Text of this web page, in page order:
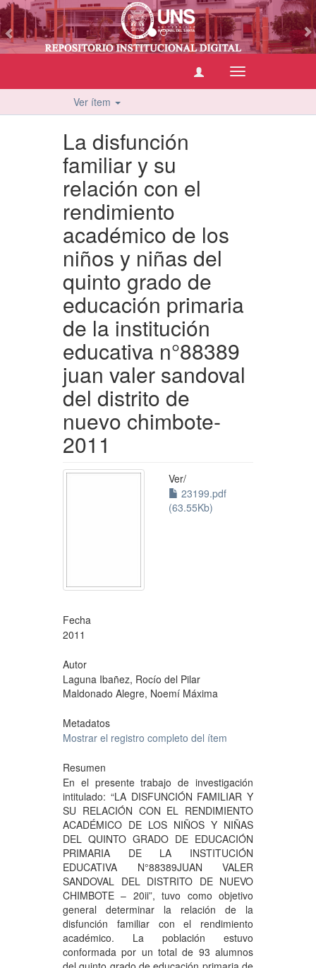
Cambiar
navegación
Ver ítem
La disfunción
familiar y su
relación con el
rendimiento
académico de los
niños y niñas del
quinto grado de
educación primaria
de la institución
educativa n°88389
juan valer sandoval
del distrito de
nuevo chimbote-
2011
Ver/
23199.pdf
(63.55Kb)
Fecha
2011
Autor
Laguna Ibañez, Rocío del Pilar
Maldonado Alegre, Noemí Máxima
Metadatos
Mostrar el registro completo del ítem
Resumen
En el presente trabajo de investigación
intitulado: “LA DISFUNCIÓN FAMILIAR Y
SU RELACIÓN CON EL RENDIMIENTO
ACADÉMICO DE LOS NIÑOS Y NIÑAS
DEL QUINTO GRADO DE EDUCACIÓN
PRIMARIA DE LA INSTITUCIÓN
EDUCATIVA N°88389JUAN VALER
SANDOVAL DEL DISTRITO DE NUEVO
CHIMBOTE – 20ii”, tuvo como objetivo
general determinar la relación de la
disfunción familiar con el rendimiento
académico. La población estuvo
conformada por un total de 93 alumnos